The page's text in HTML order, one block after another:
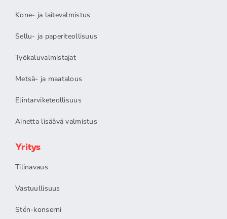
Kone- ja laitevalmistus
Sellu- ja paperiteollisuus
Työkaluvalmistajat
Metsä- ja maatalous
Elintarviketeollisuus
Ainetta lisäävä valmistus
Yritys
Tilinavaus
Vastuullisuus
Stén-konserni